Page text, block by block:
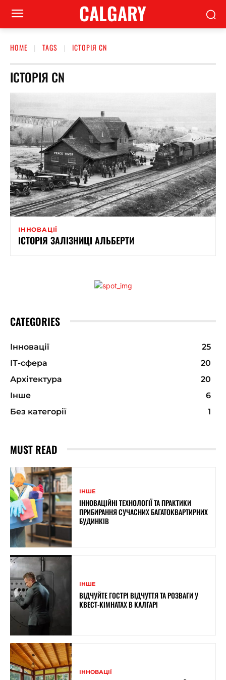
CALGARY
HOME TAGS ІСТОРІЯ CN
ІСТОРІЯ CN
ІННОВАЦІЇ
ІСТОРІЯ ЗАЛІЗНИЦІ АЛЬБЕРТИ
CATEGORIES
Інновації
25
ІТ-сфера
20
Архітектура
20
Інше
6
Без категорії
1
MUST READ
ІНШЕ
ІННОВАЦІЙНІ ТЕХНОЛОГІЇ ТА ПРАКТИКИ
ПРИБИРАННЯ СУЧАСНИХ БАГАТОКВАРТИРНИХ
БУДИНКІВ
ІНШЕ
ВІДЧУЙТЕ ГОСТРІ ВІДЧУТТЯ ТА РОЗВАГИ У
КВЕСТ-КІМНАТАХ В КАЛГАРІ
ІННОВАЦІЇ